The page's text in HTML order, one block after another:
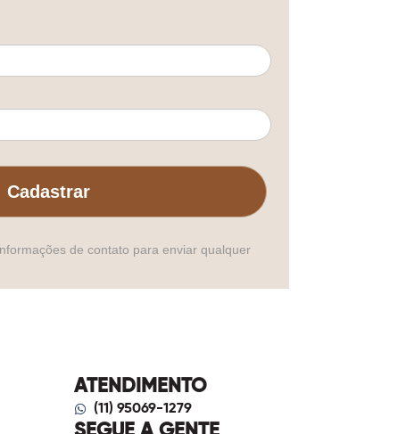
Cadastrar
de contato para enviar qualquer
ATENDIMENTO
(11) 95069-1279